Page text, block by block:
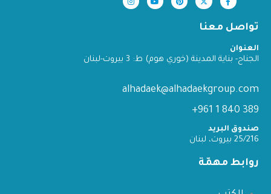
تواصل معنا
العنوان
الجناح- بناية المدينة (خوري هوم) ط: 3 بيروت-لبنان
alhadaek@alhadaekgroup.com
389 840 1 961+
صندوق البريد
25/216 بيروت، لبنان
روابط مهمّة